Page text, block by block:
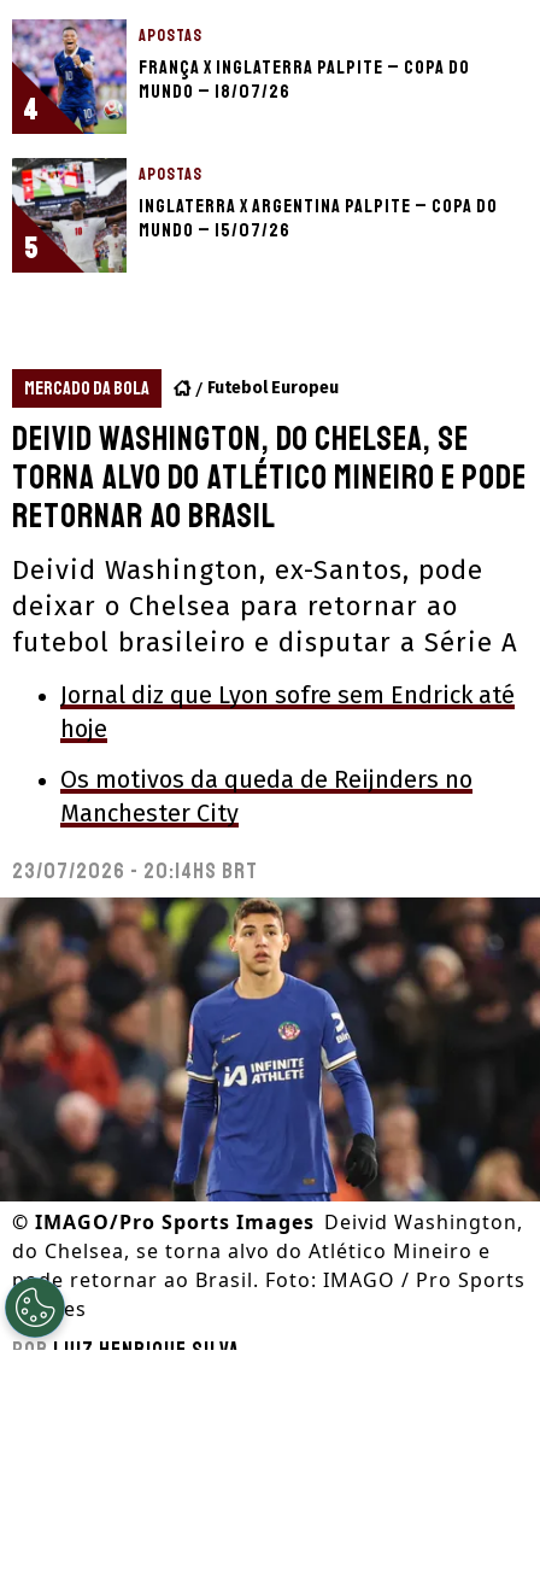
4
APOSTAS
França x Inglaterra palpite – Copa do
Mundo – 18/07/26
5
APOSTAS
Inglaterra x Argentina palpite – Copa do
Mundo – 15/07/26
MERCADO DA BOLA Futebol Europeu
Deivid Washington, do Chelsea, se
torna alvo do Atlético Mineiro e pode
retornar ao Brasil
Deivid Washington, ex-Santos, pode
deixar o Chelsea para retornar ao
futebol brasileiro e disputar a Série A
Jornal diz que Lyon sofre sem Endrick até
hoje
Os motivos da queda de Reijnders no
Manchester City
23/07/2026 - 20:14hs BRT
© IMAGO/Pro Sports Images Deivid Washington,
do Chelsea, se torna alvo do Atlético Mineiro e
pode retornar ao Brasil. Foto: IMAGO / Pro Sports
Images
Por Luiz Henrique Silva